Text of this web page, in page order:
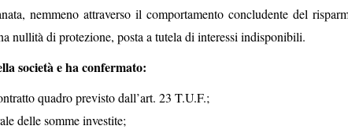
nemmeno attraverso il comportamento concludente del
nullità di protezione, posta a tutela di interessi indisponibili.
società e ha confermato:
quadro previsto dall’art. 23 T.U.F.;
delle somme investite;